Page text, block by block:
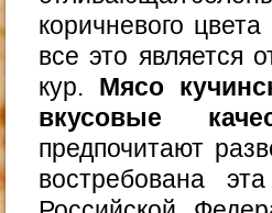
коричневого
все это является
кур. Мясо
вкусовые
предпочитают
востребована